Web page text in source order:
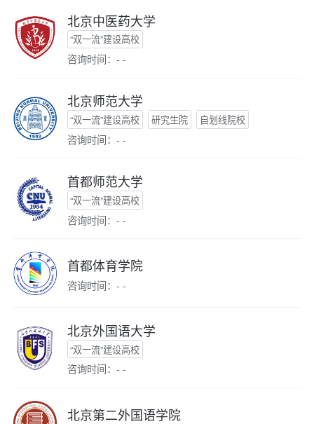
北京中医药大学
“双一流”建设高校
咨询时间：- -
北京师范大学
“双一流”建设高校 研究生院 自划线院校
咨询时间：- -
首都师范大学
“双一流”建设高校
咨询时间：- -
首都体育学院
咨询时间：- -
北京外国语大学
“双一流”建设高校
咨询时间：- -
北京第二外国语学院